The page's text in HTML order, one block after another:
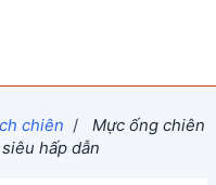
chiên /
Mực ống chiên
hấp dẫn